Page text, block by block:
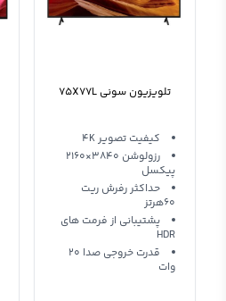
تلویزیون سونی 75X77L
کیفیت تصویر 4K
رزولوشن 3840×2160
پیکسل
حداکثر رفرش ریت
60هرتز
پشتیبانی از فرمت های
HDR
قدرت خروجی صدا 20
وات